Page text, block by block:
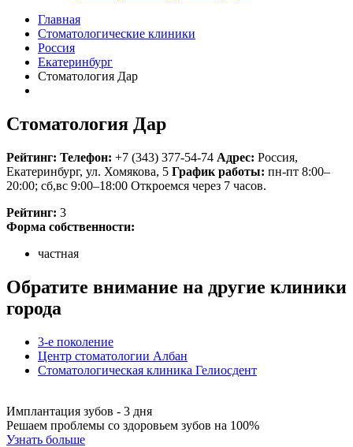
Главная
Стоматологические клиники
Россия
Екатеринбург
Стоматология Дар
Стоматология Дар
Рейтинг: Телефон: +7 (343) 377-54-74 Адрес: Россия,
Екатеринбург, ул. Хомякова, 5 График работы: пн-пт 8:00–
20:00; сб,вс 9:00–18:00 Откроемся через 7 часов.
Рейтинг: 3
Форма собственности:
частная
Обратите внимание на другие клиники
города
3-е поколение
Центр стоматологии Албан
Стоматологическая клиника Гелиосдент
Имплантация зубов - 3 дня
Решаем проблемы со здоровьем зубов на 100%
Узнать больше